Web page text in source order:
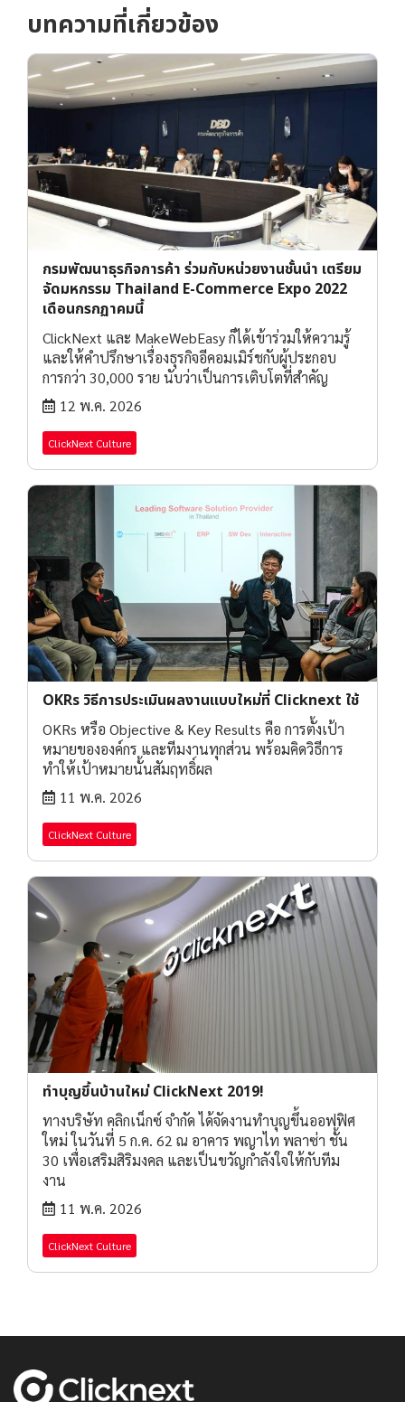
บทความที่เกี่ยวข้อง
กรมพัฒนาธุรกิจการค้า ร่วมกับหน่วยงานชั้นนำ เตรียม
จัดมหกรรม Thailand E-Commerce Expo 2022
เดือนกรกฏาคมนี้
ClickNext และ MakeWebEasy ก็ได้เข้าร่วมให้ความรู้
และให้คำปรึกษาเรื่องธุรกิจอีคอมเมิร์ชกับผู้ประกอบ
การกว่า 30,000 ราย นับว่าเป็นการเติบโตที่สำคัญ
12 พ.ค. 2026
ClickNext Culture
OKRs วิธีการประเมินผลงานแบบใหม่ที่ Clicknext ใช้
OKRs หรือ Objective & Key Results คือ การตั้งเป้า
หมายขององค์กร และทีมงานทุกส่วน พร้อมคิดวิธีการ
ทำให้เป้าหมายนั้นสัมฤทธิ์ผล
11 พ.ค. 2026
ClickNext Culture
ทำบุญขึ้นบ้านใหม่ ClickNext 2019!
ทางบริษัท คลิกเน็กซ์ จำกัด ได้จัดงานทำบุญขึ้นออฟฟิศ
ใหม่ ในวันที่ 5 ก.ค. 62 ณ อาคาร พญาไท พลาซ่า ชั้น
30 เพื่อเสริมสิริมงคล และเป็นขวัญกำลังใจให้กับทีม
งาน
11 พ.ค. 2026
ClickNext Culture